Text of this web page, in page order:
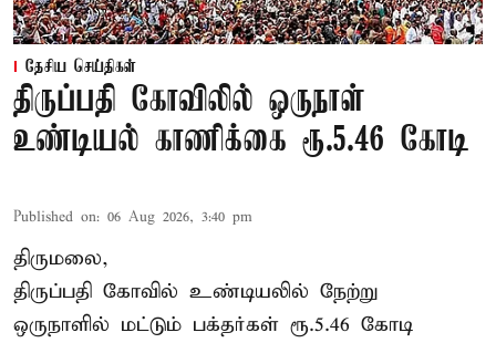
தேசிய செய்திகள்
திருப்பதி கோவிலில் ஒருநாள்
உண்டியல் காணிக்கை ரூ.5.46 கோடி
Published on: 06 Aug 2026, 3:40 pm
திருமலை,
திருப்பதி கோவில் உண்டியலில் நேற்று
ஒருநாளில் மட்டும் பக்தர்கள் ரூ.5.46 கோடி